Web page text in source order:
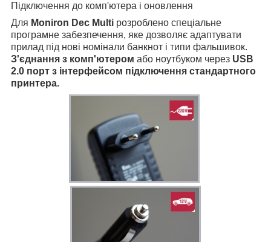
Підключення до комп'ютера і оновлення
Для Moniron Dec Multi розроблено спеціальне
програмне забезпечення, яке дозволяє адаптувати
прилад під нові номінали банкнот і типи фальшивок.
З'єднання з комп'ютером або ноутбуком через USB
2.0 порт з інтерфейсом підключення стандартного
принтера.